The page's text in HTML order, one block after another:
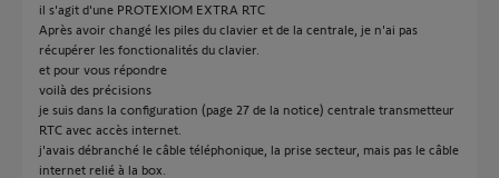
il s'agit d'une PROTEXIOM EXTRA RTC
Après avoir changé les piles du clavier et de la centrale, je n'ai pas
récupérer les fonctionalités du clavier.
et pour vous répondre
voilà des précisions
je suis dans la configuration (page 27 de la notice) centrale transmetteur
RTC avec accès internet.
j'avais débranché le câble téléphonique, la prise secteur, mais pas le câble
internet relié à la box.